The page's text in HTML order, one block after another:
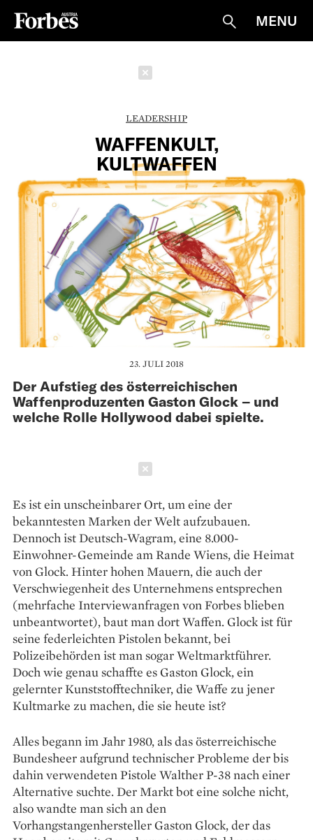
Suche
MENU
LEADERSHIP
WAFFENKULT,
KULTWAFFEN
23. JULI 2018
Der Aufstieg des österreichischen
Waffenproduzenten Gaston Glock – und
welche Rolle Hollywood dabei spielte.
Es ist ein unscheinbarer Ort, um eine der
bekanntesten Marken der Welt aufzubauen.
Dennoch ist Deutsch-Wagram, eine 8.000-
Einwohner-Gemeinde am Rande Wiens, die Heimat
von Glock. Hinter hohen Mauern, die auch der
Verschwiegenheit des Unternehmens entsprechen
(mehrfache Interviewanfragen von Forbes blieben
unbeantwortet), baut man dort Waffen. Glock ist für
seine federleichten Pistolen bekannt, bei
Polizeibehörden ist man sogar Weltmarktführer.
Doch wie genau schaffte es Gaston Glock, ein
gelernter Kunststofftechniker, die Waffe zu jener
Kultmarke zu machen, die sie heute ist?
Alles begann im Jahr 1980, als das österreichische
Bundesheer aufgrund technischer Probleme der bis
dahin verwendeten Pistole Walther P-38 nach einer
Alternative suchte. Der Markt bot eine solche nicht,
also wandte man sich an den
Vorhangstangenhersteller Gaston Glock, der das